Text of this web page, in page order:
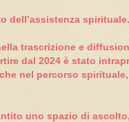
dell’assistenza spirituale.
trascrizione e
dal 2024 è stato
nel percorso
uno spazio di